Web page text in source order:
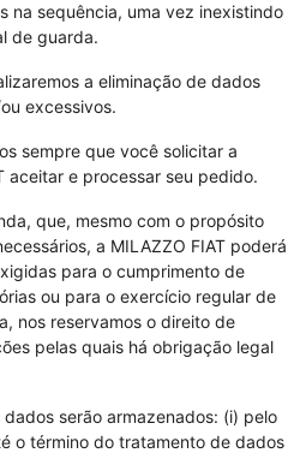
na sequência, uma vez inexistindo
de guarda.
a eliminação de dados
excessivos.
sempre que você solicitar a
aceitar e processar seu pedido.
que, mesmo com o propósito
a MILAZZO FIAT poderá
para o cumprimento de
ou para o exercício regular de
nos reservamos o direito de
pelas quais há obrigação legal
serão armazenados: (i) pelo
o término do tratamento de dados